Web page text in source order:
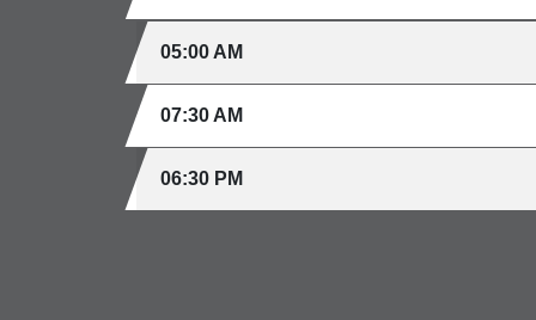
05:00 AM
07:30 AM
06:30 PM